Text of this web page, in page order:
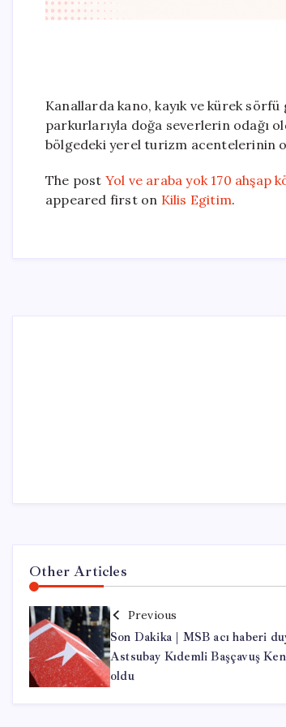
Kanallarda kano, kayık ve kürek
parkurlarıyla doğa severlerin odağı
bölgedeki yerel turizm acentelerinin
The post Yol ve araba yok 170 ahşap
appeared first on Kilis Egitim.
Other Articles
Previous
Son Dakika | MSB acı haberi
Astsubay Kıdemli Başçavuş
oldu